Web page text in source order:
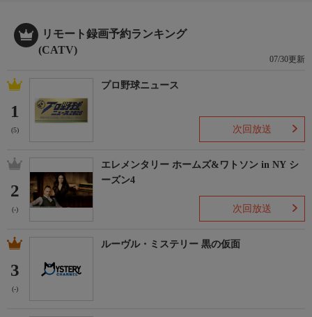
リモート録画予約ランキング
(CATV)
07/30更新
1
(5)
プロ野球ニュース
次回放送
2
(-)
エレメンタリー ホームズ&ワトソン in NY シ
ーズン4
次回放送
3
(-)
ルーヴル・ミステリー 黒の仮面